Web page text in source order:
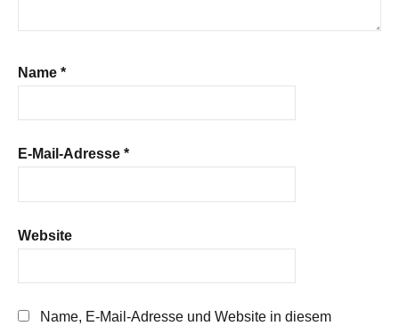
Name *
E-Mail-Adresse *
Website
Name, E-Mail-Adresse und Website in diesem